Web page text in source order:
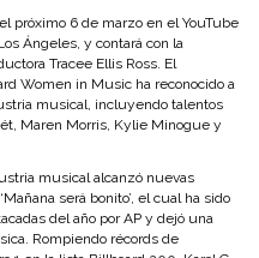
próximo 6 de marzo en el YouTube
Ángeles, y contará con la
Tracee Ellis Ross. El
Women in Music ha reconocido a
musical, incluyendo talentos
Maren Morris, Kylie Minogue y
musical alcanzó nuevas
será bonito’, el cual ha sido
del año por AP y dejó una
Rompiendo récords de